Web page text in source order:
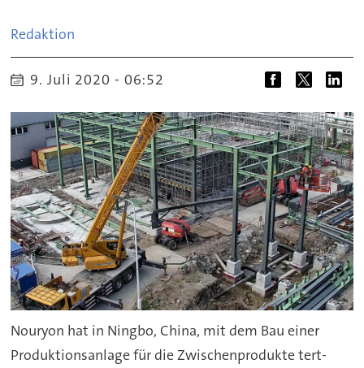
Redaktion
9. Juli 2020 - 06:52
Nouryon hat in Ningbo, China, mit dem Bau einer
Produktionsanlage für die Zwischenprodukte tert-